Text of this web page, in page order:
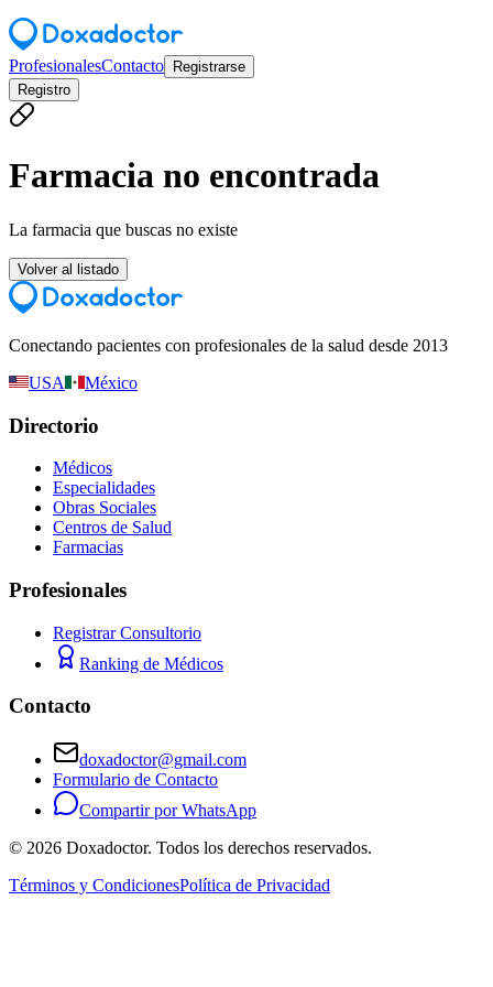
ProfesionalesContacto
Registrarse
Registro
Farmacia no encontrada
La farmacia que buscas no existe
Volver al listado
Conectando pacientes con profesionales de la salud desde 2013
USA
México
Directorio
Médicos
Especialidades
Obras Sociales
Centros de Salud
Farmacias
Profesionales
Registrar Consultorio
Ranking de Médicos
Contacto
doxadoctor@gmail.com
Formulario de Contacto
Compartir por WhatsApp
© 2026 Doxadoctor. Todos los derechos reservados.
Términos y CondicionesPolítica de Privacidad